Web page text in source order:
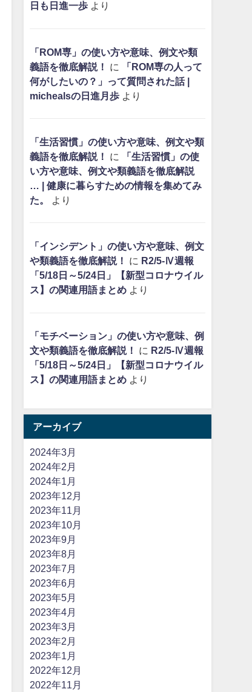
日も日進一歩より
「ROM専」の使い方や意味、例文や類
義語を徹底解説！
に
「ROM専の人って
何がしたいの？」って質問された話 |
michealsの日進月歩より
「生活習慣」の使い方や意味、例文や類
義語を徹底解説！
に
「生活習慣」の使
い方や意味、例文や類義語を徹底解説
… | 健康に暮らすための情報を集めてみ
た。
より
「インシデント」の使い方や意味、例文
や類義語を徹底解説！
に R2/5-Ⅳ週報
「5/18日～5/24日」【新型コロナウイル
ス】の関連用語まとめより
「モチベーション」の使い方や意味、例
文や類義語を徹底解説！
に R2/5-Ⅳ週報
「5/18日～5/24日」【新型コロナウイル
ス】の関連用語まとめより
アーカイブ
2024年3月
2024年2月
2024年1月
2023年12月
2023年11月
2023年10月
2023年9月
2023年8月
2023年7月
2023年6月
2023年5月
2023年4月
2023年3月
2023年2月
2023年1月
2022年12月
2022年11月